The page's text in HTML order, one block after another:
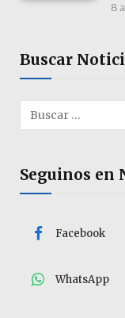
8
Buscar
Seguinos en
Facebook
WhatsApp